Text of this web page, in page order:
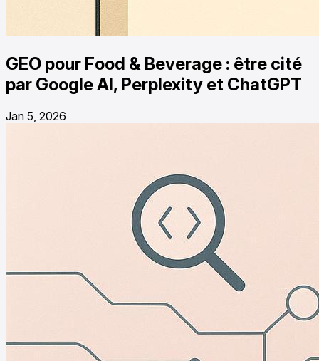
GEO pour Food & Beverage : être cité
par Google AI, Perplexity et ChatGPT
Jan 5, 2026